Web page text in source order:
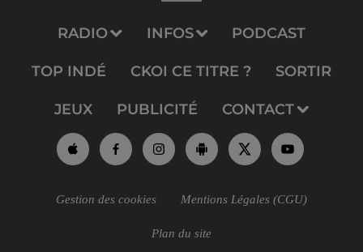
RADIO INFOS PODCAST
TOP INDÉ CKOI CE TITRE ? SORTIR
JEUX PUBLICITÉ CONTACT
Gestion des cookies Mentions Légales (CGU)
Plan du site